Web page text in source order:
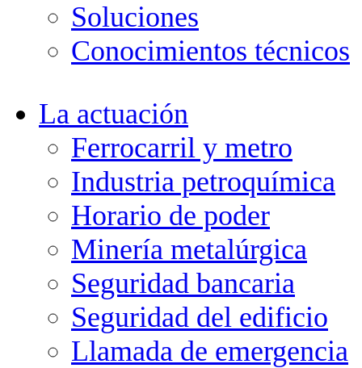
Soluciones
Conocimientos técnicos
La actuación
Ferrocarril y metro
Industria petroquímica
Horario de poder
Minería metalúrgica
Seguridad bancaria
Seguridad del edificio
Llamada de emergencia